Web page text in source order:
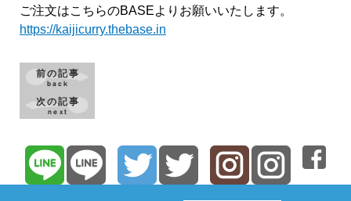
ご注文はこちらのBASEよりお願いいたします。
https://kaijicurry.thebase.in
前の記事
back
次の記事
next